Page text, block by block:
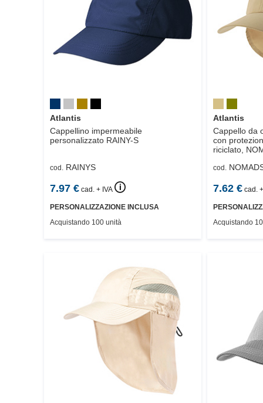
Atlantis
Cappellino impermeabile
personalizzato RAINY-S
cod. RAINYS
7.97 € cad. + IVA 🛈
PERSONALIZZAZIONE INCLUSA
Acquistando 100 unità
Atlantis
Cappello da
con
riciclato,
cod.
7.62€ cad.
Acquistando